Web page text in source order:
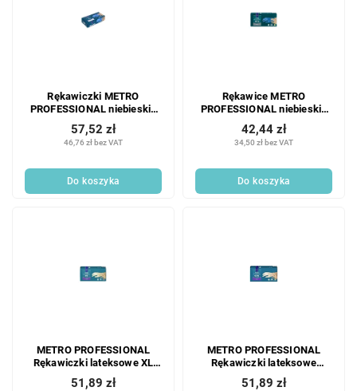
Rękawiczki METRO
PROFESSIONAL niebieskie
rozmiar M nitrylowe. 100
szt.
46,76 zł bez VAT
57,52 zł
Do koszyka
Rękawice METRO
PROFESSIONAL niebieskie
nitrylowe rozmiar S 100 szt.
34,50 zł bez VAT
42,44 zł
Do koszyka
METRO PROFESSIONAL
Rękawiczki lateksowe XL
białe 100 szt.
51,89 zł
METRO PROFESSIONAL
Rękawiczki lateksowe
bezpudrowe białe 100 szt.
51,89 zł